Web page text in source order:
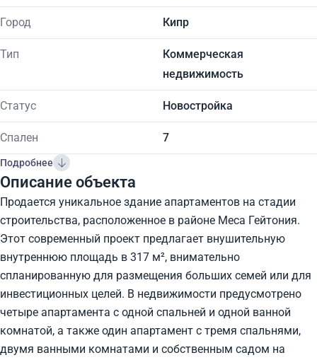
Город Кипр
Тип
Коммерческая
недвижимость
Статус Новостройка
Спален 7
Подробнее
Описание объекта
Продается уникальное здание апартаментов на стадии
строительства, расположенное в районе Меса Гейтония.
Этот современный проект предлагает внушительную
внутреннюю площадь в 317 м², внимательно
спланированную для размещения больших семей или для
инвестиционных целей. В недвижимости предусмотрено
четыре апартамента с одной спальней и одной ванной
комнатой, а также один апартамент с тремя спальнями,
двумя ванными комнатами и собственным садом на